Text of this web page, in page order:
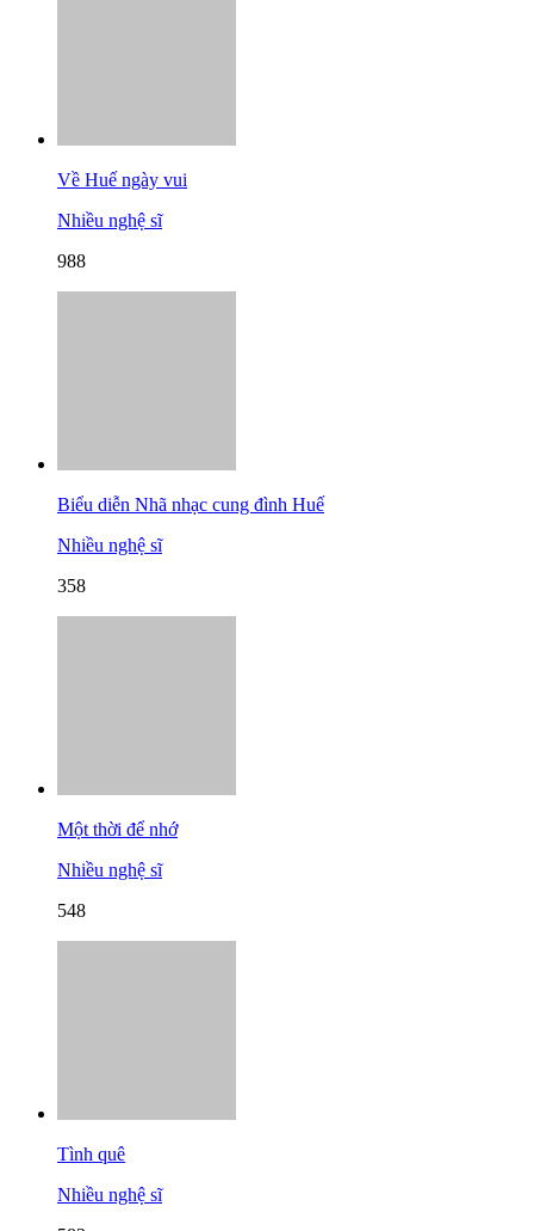
Về Huế ngày vui
Nhiều nghệ sĩ
988
Biểu diễn Nhã nhạc cung đình Huế
Nhiều nghệ sĩ
358
Một thời để nhớ
Nhiều nghệ sĩ
548
Tình quê
Nhiều nghệ sĩ